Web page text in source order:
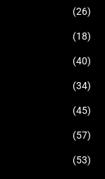
(26)
(18)
(40)
(34)
(45)
(57)
(53)